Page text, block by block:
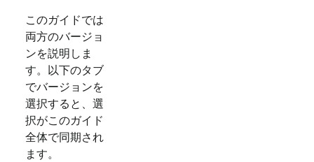
このガイドでは
両方のバージョ
ンを説明しま
す。以下のタブ
でバージョンを
選択すると、選
択がこのガイド
全体で同期され
ます。